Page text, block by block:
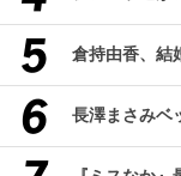
倉持由香、結
長澤まさみベ